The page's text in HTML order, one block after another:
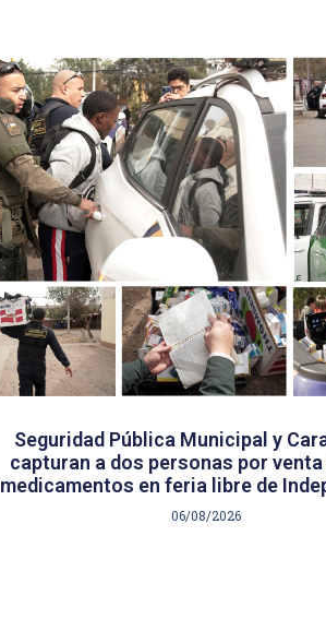
Seguridad Pública Municipal y
capturan a dos personas por
medicamentos en feria libre de
06/08/2026